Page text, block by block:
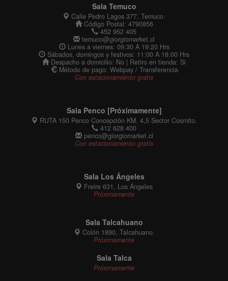
Sala Temuco
Calle Pedro Lagos 377, Temuco.
Código Postal: 4790856
452 952 405
temuco@giorgiomarket.cl
Lunes a viernes: 09:30 A 19:20 Hrs
Sábados, domingos y festivos: 11:00 A 18:00 Hrs
Despacho a domicilio: No | Retiro en tienda: Si
Método de pago: Webpay / Transferencia
Con estacionamiento gratis
Sala Penco [Próximamente]
RUTA 150 Penco Concepción KM. 4,5 Sector Cosmito.
412 628 400
penco@giorgiomarket.cl
Con estacionamiento gratis
Sala Los Ángeles
Freire 631, Los Ángeles
Próximamente
Sala Talcahuano
Colón 1890, Talcahuano.
Próximamente
Sala Talca
Próximamente